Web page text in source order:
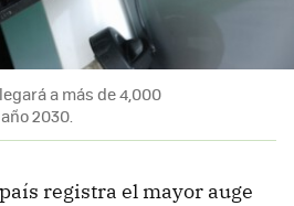
a más de 4,000
2030.
registra el mayor auge